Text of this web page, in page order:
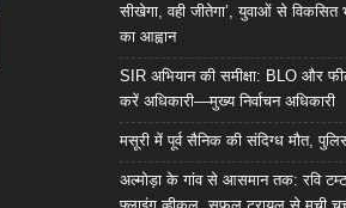
सीखेगा, वही जीतेगा’, युवाओं से विकसित
का आह्वान
SIR अभियान की समीक्षा: BLO और
करें अधिकारी—मुख्य निर्वाचन अधिकारी
मसूरी में पूर्व सैनिक की संदिग्ध मौत,
अल्मोड़ा के गांव से आसमान तक: रवि